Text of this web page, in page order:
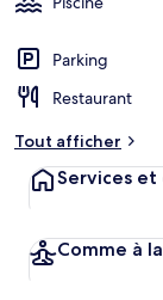
Parking
Restaurant
Tout afficher
Services
Comme à